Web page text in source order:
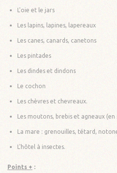
L'oie et le jars
Les lapins, lapines, lapereaux
Les canes, canards, canetons
Les pintades
Les dindes et dindons
Le cochon
Les chèvres et chevreaux.
Les moutons, brebis et agneaux (en
La mare : grenouilles, tétard,
L'hôtel à insectes.
Points + :